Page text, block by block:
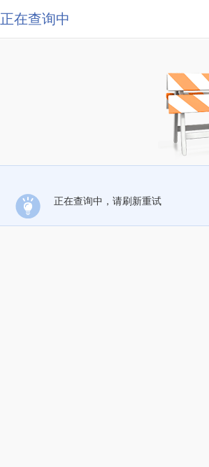
正在查询中
正在查询中，请刷新重试